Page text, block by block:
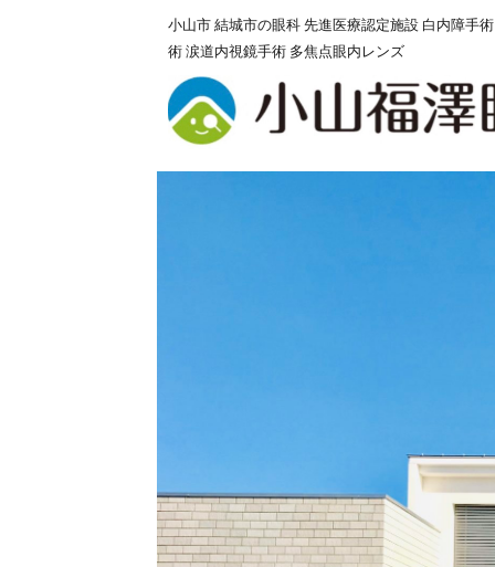
小山市 結城市の眼科 先進医療認定施設 白内障手
術 涙道内視鏡手術 多焦点眼内レンズ